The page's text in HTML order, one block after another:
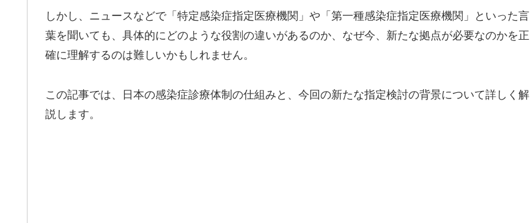
しかし、ニュースなどで「特定感染症指定医療機関」や「第一種感染症指定医療機関」といった言
葉を聞いても、具体的にどのような役割の違いがあるのか、なぜ今、新たな拠点が必要なのかを正
確に理解するのは難しいかもしれません。
この記事では、日本の感染症診療体制の仕組みと、今回の新たな指定検討の背景について詳しく解
説します。